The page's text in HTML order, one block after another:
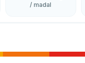
/ madal